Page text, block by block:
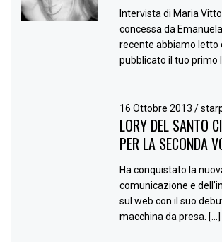
Intervista di Maria
concessa da
recente abbiamo letto
pubblicato il tuo primo
16 Ottobre 2013/
LORY DEL SANTO
PER LA SECONDA
Ha conquistato la
comunicazione e
sul web con il suo
macchina da presa. […]